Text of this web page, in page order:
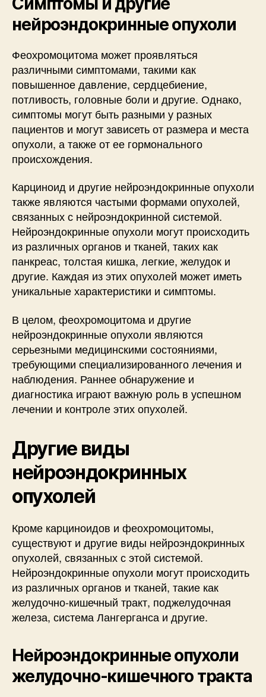
нейроэндокринные опухоли
Феохромоцитома может проявляться
различными симптомами, такими как
повышенное давление, сердцебиение,
потливость, головные боли и другие. Однако,
симптомы могут быть разными у разных
пациентов и могут зависеть от размера и места
опухоли, а также от ее гормонального
происхождения.
Карциноид и другие нейроэндокринные опухоли
также являются частыми формами опухолей,
связанных с нейроэндокринной системой.
Нейроэндокринные опухоли могут происходить
из различных органов и тканей, таких как
панкреас, толстая кишка, легкие, желудок и
другие. Каждая из этих опухолей может иметь
уникальные характеристики и симптомы.
В целом, феохромоцитома и другие
нейроэндокринные опухоли являются
серьезными медицинскими состояниями,
требующими специализированного лечения и
наблюдения. Раннее обнаружение и
диагностика играют важную роль в успешном
лечении и контроле этих опухолей.
Другие виды
нейроэндокринных
опухолей
Кроме карциноидов и феохромоцитомы,
существуют и другие виды нейроэндокринных
опухолей, связанных с этой системой.
Нейроэндокринные опухоли могут происходить
из различных органов и тканей, такие как
желудочно-кишечный тракт, поджелудочная
железа, система Лангерганса и другие.
Нейроэндокринные опухоли
желудочно-кишечного тракта